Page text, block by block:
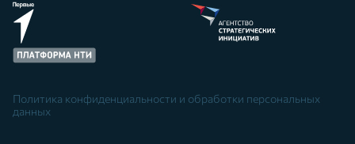
Политика конфиденциальности и обработки персональных
данных